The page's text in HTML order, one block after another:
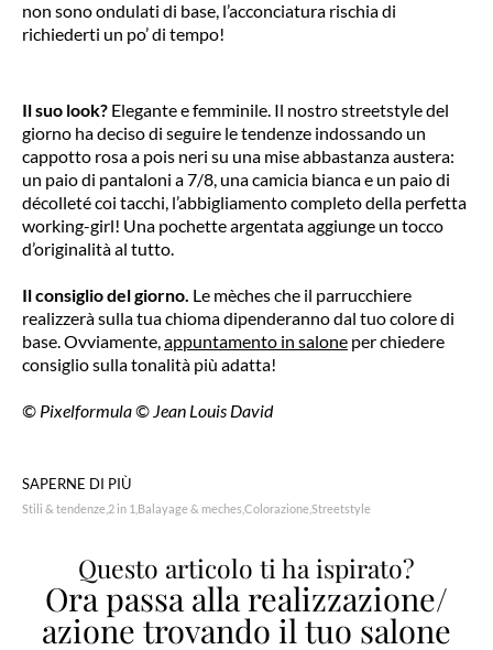
non sono ondulati di base, l’acconciatura rischia di
richiederti un po’ di tempo!
Il suo look? Elegante e femminile. Il nostro streetstyle del
giorno ha deciso di seguire le tendenze indossando un
cappotto rosa a pois neri su una mise abbastanza austera:
un paio di pantaloni a 7/8, una camicia bianca e un paio di
décolleté coi tacchi, l’abbigliamento completo della perfetta
working-girl! Una pochette argentata aggiunge un tocco
d’originalità al tutto.
Il consiglio del giorno. Le mèches che il parrucchiere
realizzerà sulla tua chioma dipenderanno dal tuo colore di
base. Ovviamente, appuntamento in salone per chiedere
consiglio sulla tonalità più adatta!
© Pixelformula © Jean Louis David
SAPERNE DI PIÙ
Stili & tendenze 2 in 1 Balayage & meches Colorazione Streetstyle
Questo articolo ti ha ispirato?
Ora passa alla realizzazione/
azione trovando il tuo salone